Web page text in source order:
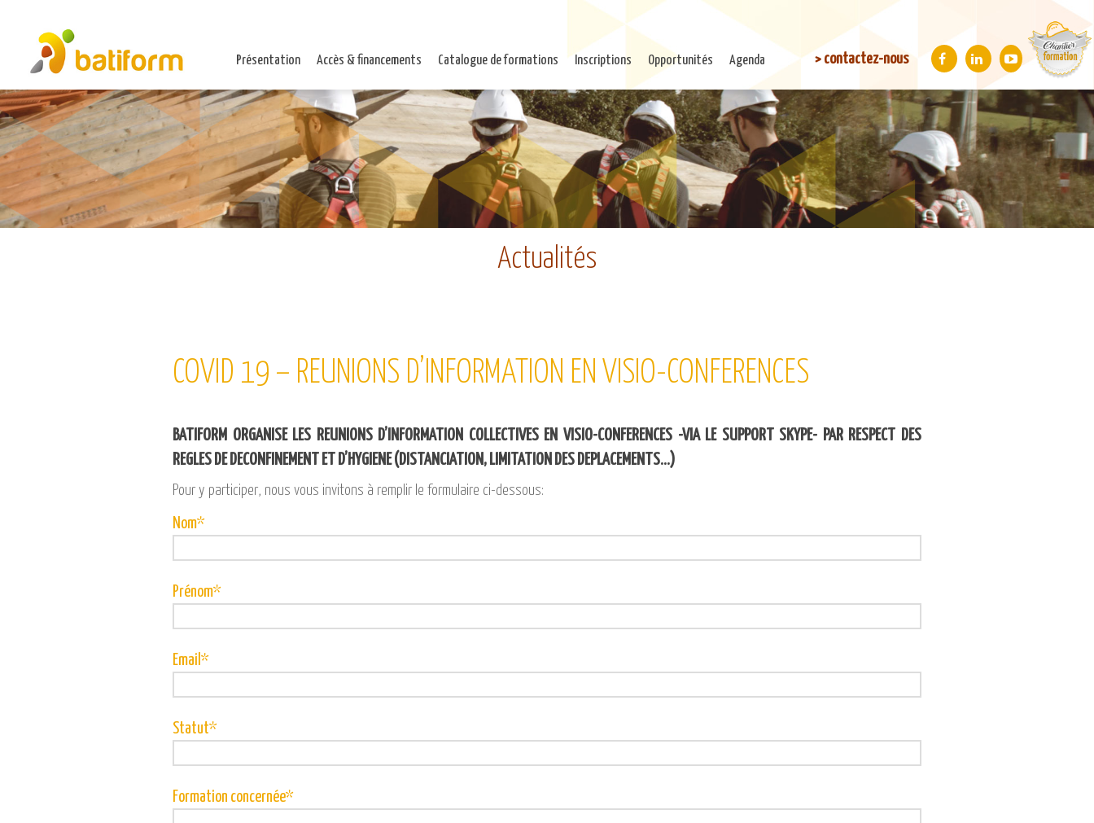
Présentation Accès & financements Catalogue de formations Inscriptions Opportunités Agenda > contactez-nous
Actualités
COVID 19 – REUNIONS D’INFORMATION EN VISIO-CONFERENCES
BATIFORM ORGANISE LES REUNIONS D’INFORMATION COLLECTIVES EN VISIO-CONFERENCES -VIA LE SUPPORT SKYPE- PAR RESPECT DES
REGLES DE DECONFINEMENT ET D’HYGIENE (DISTANCIATION, LIMITATION DES DEPLACEMENTS…)
Pour y participer, nous vous invitons à remplir le formulaire ci-dessous:
Nom*
Prénom*
Email*
Statut*
Formation concernée*